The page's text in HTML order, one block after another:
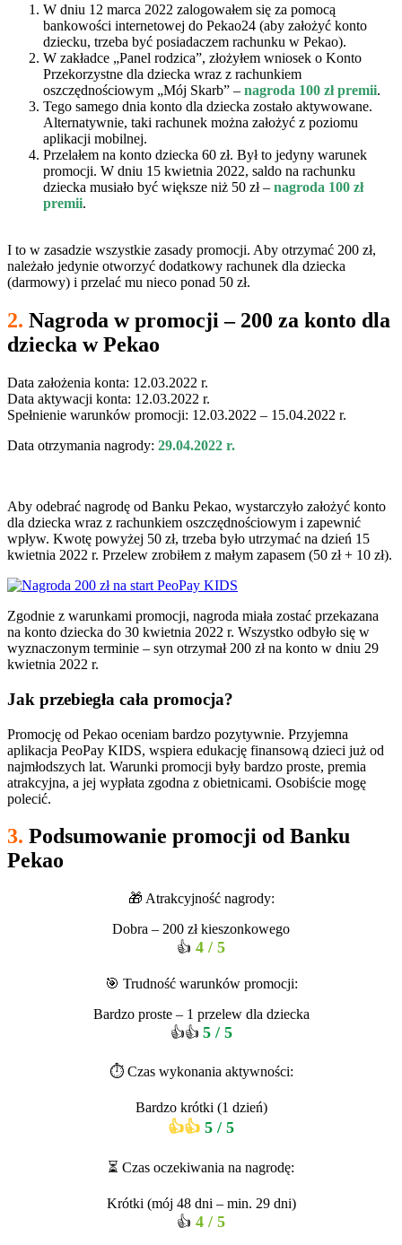
W dniu 12 marca 2022 zalogowałem się za pomocą
bankowości internetowej do Pekao24 (aby założyć konto
dziecku, trzeba być posiadaczem rachunku w Pekao).
W zakładce „Panel rodzica”, złożyłem wniosek o Konto
Przekorzystne dla dziecka wraz z rachunkiem
oszczędnościowym „Mój Skarb” – nagroda 100 zł premii.
Tego samego dnia konto dla dziecka zostało aktywowane.
Alternatywnie, taki rachunek można założyć z poziomu
aplikacji mobilnej.
Przelałem na konto dziecka 60 zł. Był to jedyny warunek
promocji. W dniu 15 kwietnia 2022, saldo na rachunku
dziecka musiało być większe niż 50 zł – nagroda 100 zł
premii.
I to w zasadzie wszystkie zasady promocji. Aby otrzymać 200 zł,
należało jedynie otworzyć dodatkowy rachunek dla dziecka
(darmowy) i przelać mu nieco ponad 50 zł.
2. Nagroda w promocji – 200 za konto dla
dziecka w Pekao
Data założenia konta: 12.03.2022 r.
Data aktywacji konta: 12.03.2022 r.
Spełnienie warunków promocji: 12.03.2022 – 15.04.2022 r.
Data otrzymania nagrody: 29.04.2022 r.
Aby odebrać nagrodę od Banku Pekao, wystarczyło założyć konto
dla dziecka wraz z rachunkiem oszczędnościowym i zapewnić
wpływ. Kwotę powyżej 50 zł, trzeba było utrzymać na dzień 15
kwietnia 2022 r. Przelew zrobiłem z małym zapasem (50 zł + 10 zł).
Zgodnie z warunkami promocji, nagroda miała zostać przekazana
na konto dziecka do 30 kwietnia 2022 r. Wszystko odbyło się w
wyznaczonym terminie – syn otrzymał 200 zł na konto w dniu 29
kwietnia 2022 r.
Jak przebiegła cała promocja?
Promocję od Pekao oceniam bardzo pozytywnie. Przyjemna
aplikacja PeoPay KIDS, wspiera edukację finansową dzieci już od
najmłodszych lat. Warunki promocji były bardzo proste, premia
atrakcyjna, a jej wypłata zgodna z obietnicami. Osobiście mogę
polecić.
3. Podsumowanie promocji od Banku
Pekao
🎁 Atrakcyjność nagrody:
Dobra – 200 zł kieszonkowego
👍 4 / 5
🎯 Trudność warunków promocji:
Bardzo proste – 1 przelew dla dziecka
👍👍 5 / 5
⏱ Czas wykonania aktywności:
Bardzo krótki (1 dzień)
👍👍 5 / 5
⏳ Czas oczekiwania na nagrodę:
Krótki (mój 48 dni – min. 29 dni)
👍 4 / 5